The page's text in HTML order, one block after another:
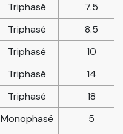
Triphasé
7.5
Triphasé
8.5
Triphasé
10
Triphasé
14
Triphasé
18
Monophasé
5